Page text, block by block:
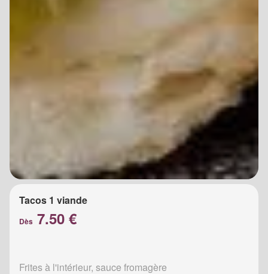
Tacos 1 viande
Dès 7.50 €
Frites à l'intérieur, sauce fromagère